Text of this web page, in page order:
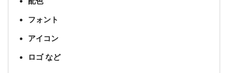
フォント
アイコン
ロゴ など